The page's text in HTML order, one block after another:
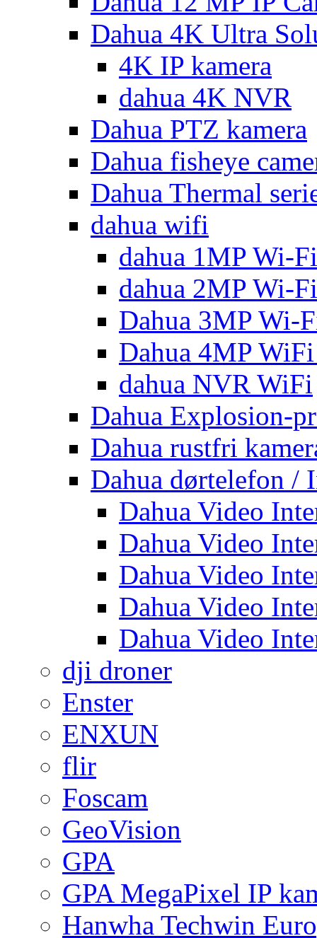
Dahua 4K Ultra
4K IP kamera
dahua 4K NVR
Dahua PTZ kamera
Dahua fisheye
Dahua Thermal
dahua wifi
dahua 1MP Wi-
dahua 2MP Wi-
Dahua 3MP Wi-
Dahua 4MP
dahua NVR WiFi
Dahua Explosion-
Dahua rustfri
Dahua dørtelefon /
Dahua Video
Dahua Video
Dahua Video
Dahua Video
Dahua Video
dji droner
Enster
ENXUN
flir
Foscam
GeoVision
GPA
GPA MegaPixel IP
Hanwha Techwin